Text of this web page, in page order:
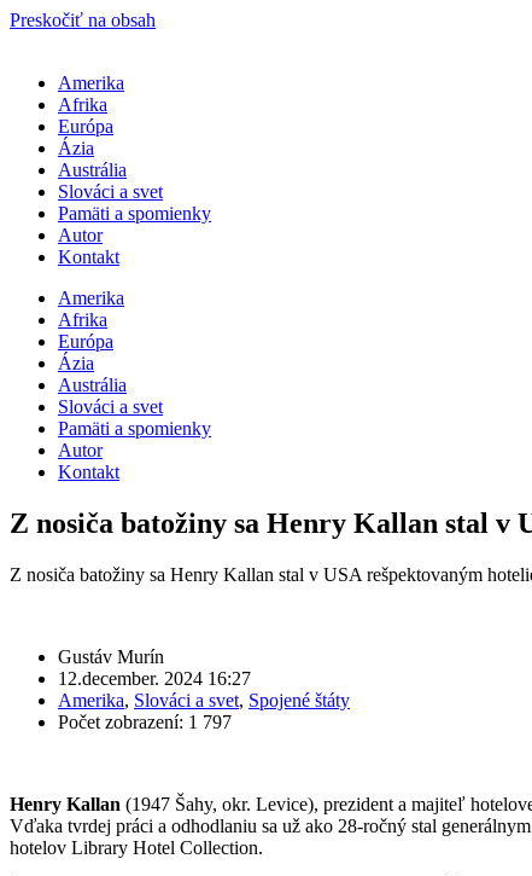
Preskočiť na obsah
Amerika
Afrika
Európa
Ázia
Austrália
Slováci a svet
Pamäti a spomienky
Autor
Kontakt
Amerika
Afrika
Európa
Ázia
Austrália
Slováci a svet
Pamäti a spomienky
Autor
Kontakt
Z nosiča batožiny sa Henry Kallan stal v
Z nosiča batožiny sa Henry Kallan stal v USA rešpektovaným
Gustáv Murín
12.december. 2024 16:27
Amerika, Slováci a svet, Spojené štáty
Počet zobrazení: 1 797
Henry Kallan (1947 Šahy, okr. Levice), prezident a majiteľ
Vďaka tvrdej práci a odhodlaniu sa už ako 28-ročný stal
hotelov Library Hotel Collection.